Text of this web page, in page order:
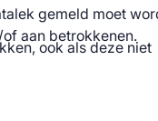
gemeld moet
aan betrokkenen.
ook als deze niet